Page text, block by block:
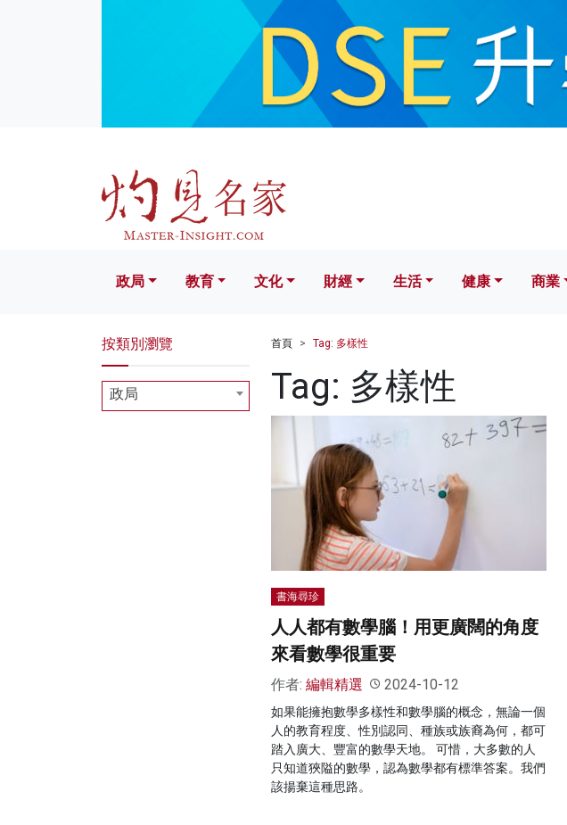
文化 財經 生活 健康
政局 教育 文化 財經 生活 健康 商業
首頁 Tag: 多樣性
Tag: 多樣性
書海尋珍
人人都有數學腦！用更廣闊的角度
來看數學很重要
作者: 編輯精選 2024-10-12
如果能擁抱數學多樣性和數學腦的概念，無論一個
人的教育程度、性別認同、種族或族裔為何，都可
踏入廣大、豐富的數學天地。 可惜，大多數的人
只知道狹隘的數學，認為數學都有標準答案。我們
該揚棄這種思路。
按類別瀏覽
政局